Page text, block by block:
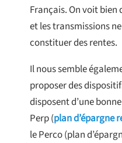
Français. On voit bien
et les transmissions
constituer des rentes.
Il nous semble
proposer des
disposent d’une
Perp (plan d’épargne
le Perco (plan